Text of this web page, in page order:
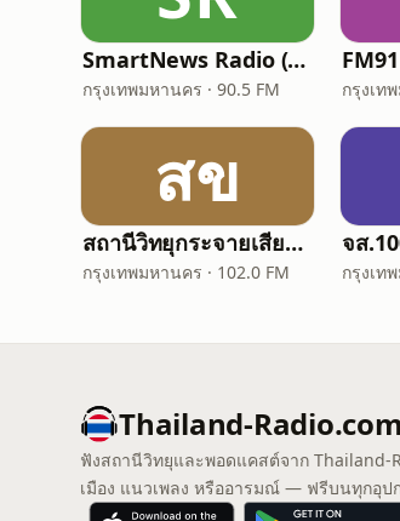
SmartNews Radio (มิติข่าว 90.5)
กรุงเทพมหานคร · 90.5 FM กรุงเท
สข
สถานีวิทยุกระจายเสียง ขส.ทบ. 102 Radio
กรุงเทพมหานคร · 102.0 FM
จส
กรุงเท
Thailand-Radio.com
ฟังสถานีวิทยุและพอดแคสต์จาก Thailand-
เมือง แนวเพลง หรืออารมณ์ — ฟรีบนทุกอุ